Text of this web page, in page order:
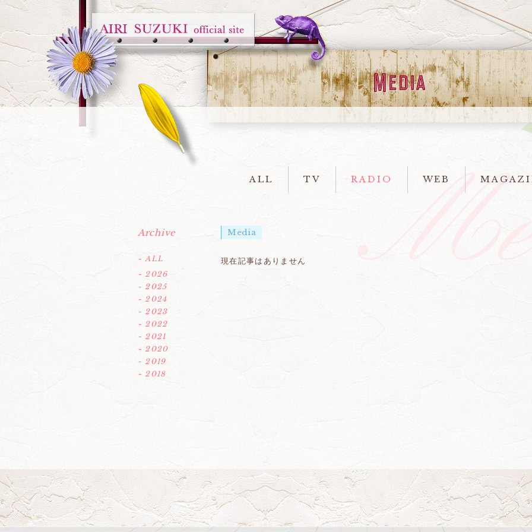
ALL TV RADIO WEB
Media
現在記事はありません
Archive
- ALL
- 2026
- 2025
- 2024
- 2023
- 2022
- 2021
- 2020
- 2019
- 2018